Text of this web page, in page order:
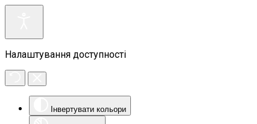
Налаштування доступності
Інвертувати кольори